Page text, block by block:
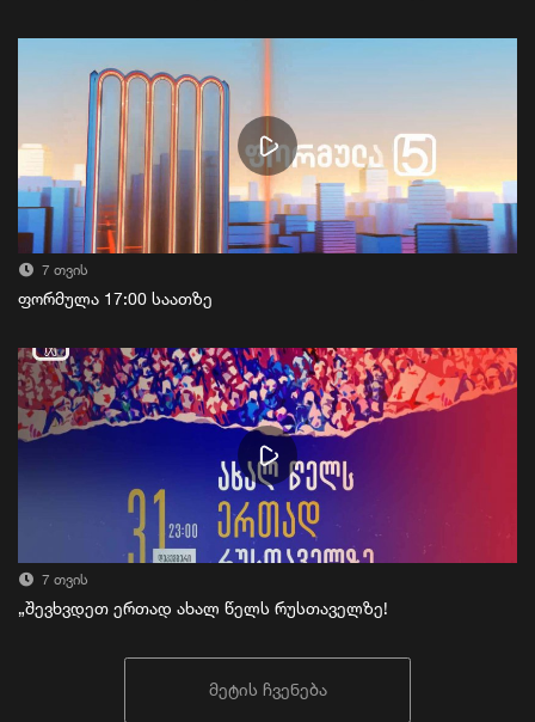
7 თვის
ფორმულა 17:00 საათზე
7 თვის
„შევხვდეთ ერთად ახალ წელს რუსთაველზე!
მეტის ჩვენება